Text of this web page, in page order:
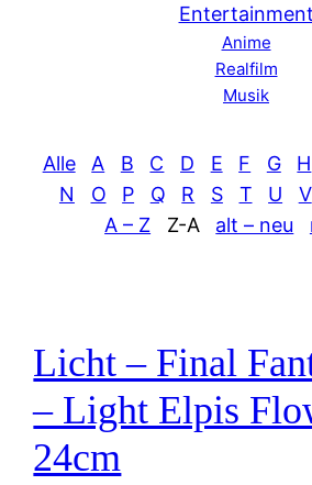
Entertainment
Anime
Realfilm
Musik
Alle A B C D E F G H
N
O P Q R S T U V
A – Z
Z-A alt – neu
Licht – Final
– Light Elpis
24cm